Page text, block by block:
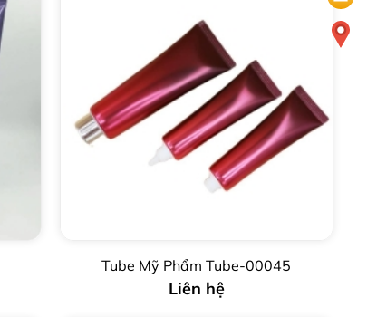
Tube Mỹ Phẩm Tube-00045
Liên hệ